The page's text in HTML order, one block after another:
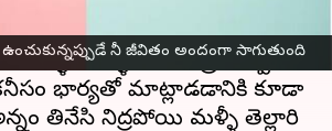
నీ జీవితం అందంగా సాగుతుంది
చకచకా స్నానం చేసేసి తొందరగా
వెళ్ళి, మళ్ళీ సాయంత్రమెప్పుడో
భార్యతో మాట్లాడడానికి కూడా
తినేసి నిద్రపోయి మళ్ళీ తెల్లారి